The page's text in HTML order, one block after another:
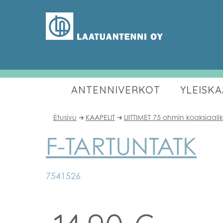
ANTENNIVERKOT
Etusivu 🡢 KAAPELIT 🡢 LIITTIMET 75 ohmin
F-TARTUNTATK
7541526